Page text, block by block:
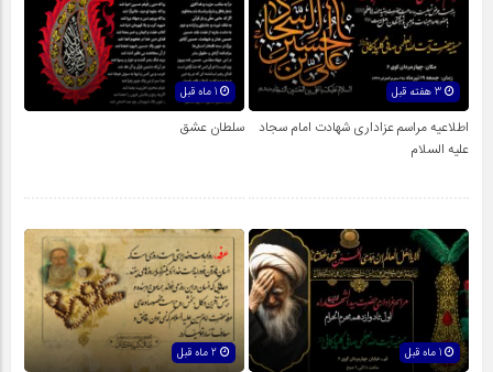
3 هفته قبل
اطلاعیه مراسم عزاداری شهادت امام سجاد
علیه السلام
سلطان عشق
1 ماه قبل